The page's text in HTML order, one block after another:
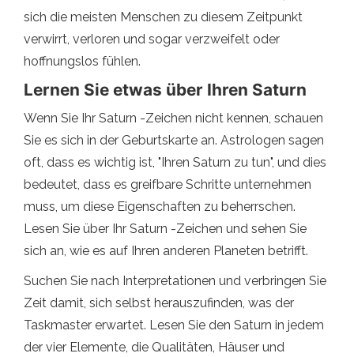
sich die meisten Menschen zu diesem Zeitpunkt
verwirrt, verloren und sogar verzweifelt oder
hoffnungslos fühlen.
Lernen Sie etwas über Ihren Saturn
Wenn Sie Ihr Saturn -Zeichen nicht kennen, schauen
Sie es sich in der Geburtskarte an. Astrologen sagen
oft, dass es wichtig ist, "Ihren Saturn zu tun", und dies
bedeutet, dass es greifbare Schritte unternehmen
muss, um diese Eigenschaften zu beherrschen.
Lesen Sie über Ihr Saturn -Zeichen und sehen Sie
sich an, wie es auf Ihren anderen Planeten betrifft.
Suchen Sie nach Interpretationen und verbringen Sie
Zeit damit, sich selbst herauszufinden, was der
Taskmaster erwartet. Lesen Sie den Saturn in jedem
der vier Elemente, die Qualitäten, Häuser und